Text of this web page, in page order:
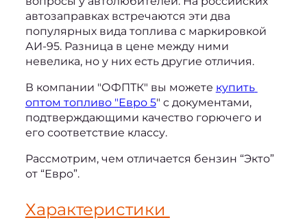
автозаправках встречаются эти два
популярных вида топлива с маркировкой
АИ-95. Разница в цене между ними
невелика, но у них есть другие отличия.
В компании "ОФПТК" вы можете купить
оптом топливо "Евро 5" с документами,
подтверждающими качество горючего и
его соответствие классу.
Рассмотрим, чем отличается бензин “Экто”
от “Евро”.
Характеристики